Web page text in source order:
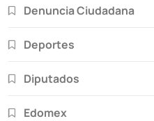
Denuncia Ciudadana
Deportes
Diputados
Edomex